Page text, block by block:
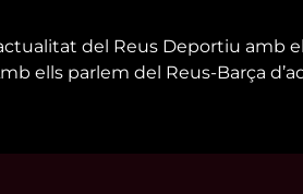
del Reus Deportiu amb
ells parlem del Reus-Barça